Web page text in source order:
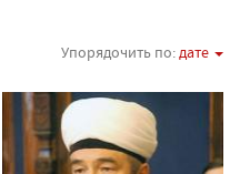
Упорядочить по:дате